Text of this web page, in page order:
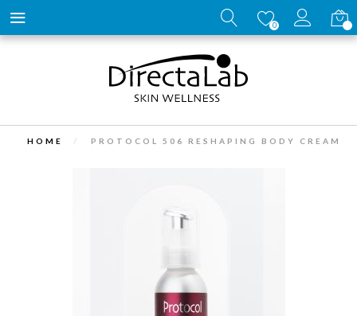
0
HOME PROTOCOL 506 RESHAPING BODY CREAM